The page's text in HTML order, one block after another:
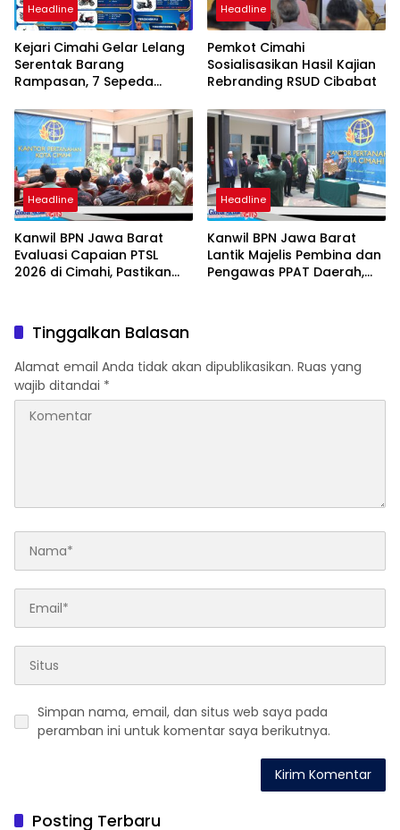
Headline
Kejari Cimahi Gelar Lelang
Serentak Barang
Rampasan, 7 Sepeda
Siap Diburu Masyarakat
Headline
Pemkot Cimahi
Sosialisasikan Hasil Kajian
Rebranding RSUD Cibabat
Headline
Kanwil BPN Jawa Barat
Evaluasi Capaian PTSL
2026 di Cimahi, Pastikan
Headline
Kanwil BPN Jawa Barat
Lantik Majelis Pembina dan
Pengawas PPAT Daerah,
Tinggalkan Balasan
Alamat email Anda tidak akan dipublikasikan. Ruas yang
wajib ditandai *
Simpan nama, email, dan situs web saya pada
peramban ini untuk komentar saya berikutnya.
Posting Terbaru